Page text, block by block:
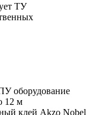
ТУ
оборудование
12 м
клей Akzo Nobel